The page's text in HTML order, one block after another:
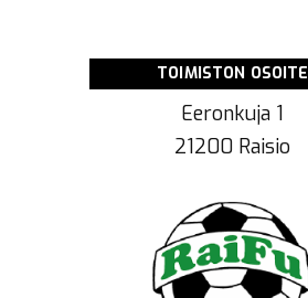
TOIMISTON OSOITE
Eeronkuja 1
21200 Raisio